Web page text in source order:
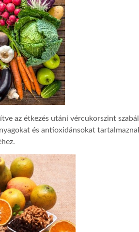
az étkezés utáni vércukorszint
és antioxidánsokat